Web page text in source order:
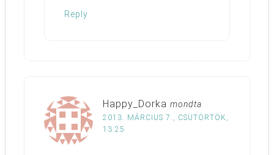
Reply
Happy_Dorka mondta
2013. MÁRCIUS 7., CSÜTÖRTÖK,
13:25